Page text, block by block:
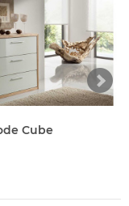
Cube